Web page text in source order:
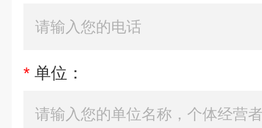
* 单位：